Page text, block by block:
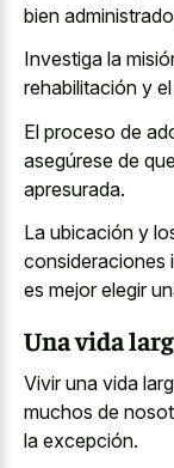
bien
Investiga la
rehabilitación y
El proceso de
asegúrese de
apresurada.
La ubicación y
consideraciones
es mejor elegir
Una vida
Vivir una vida
muchos de
la excepción.